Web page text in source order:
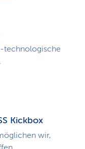
technologische
Kickbox
wir,